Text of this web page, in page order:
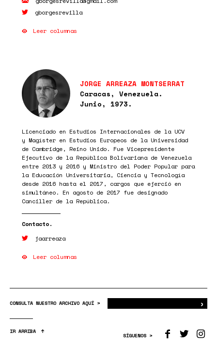
gborgesrevilla
Leer columnas
JORGE ARREAZA MONTSERRAT
Caracas, Venezuela.
Junio, 1973.
Licenciado en Estudios Internacionales de la UCV
y Magíster en Estudios Europeos de la Universidad
de Cambridge, Reino Unido. Fue Vicepresidente
Ejecutivo de la República Bolivariana de Venezuela
entre 2013 y 2016 y Ministro del Poder Popular para
la Educación Universitaria, Ciencia y Tecnología
desde 2016 hasta el 2017, cargos que ejerció en
simultáneo. En agosto de 2017 fue designado
Canciller de la República.
jaarreaza
Leer columnas
CONSULTA NUESTRO ARCHIVO AQUÍ > ›
IR ARRIBA
SÍGUENOS >